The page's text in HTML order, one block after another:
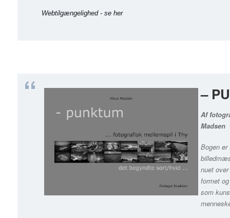
Webtilgængelighed-se her
–
Af
Madsen
Bogen er
nuet
formet
som